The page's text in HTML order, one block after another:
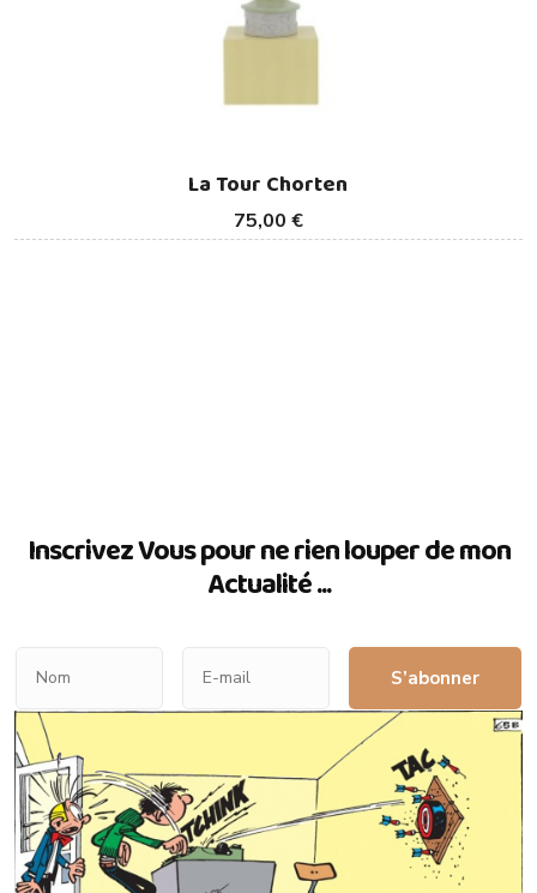
75,00 €
La Tour Chorten
Inscrivez Vous pour ne rien louper de mon
Actualité ...
S’abonner